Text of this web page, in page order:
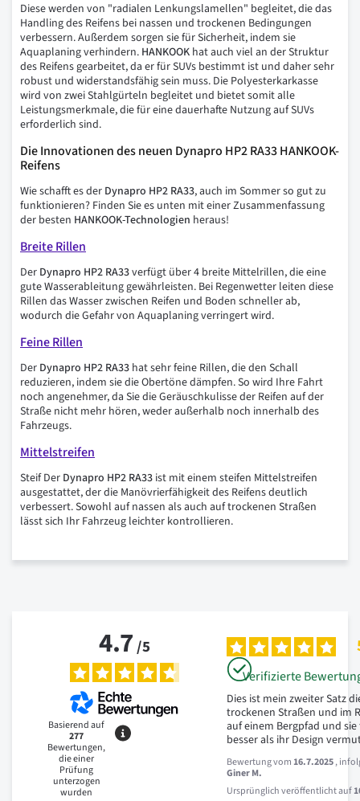
Diese werden von "radialen Lenkungslamellen" begleitet, die das
Handling des Reifens bei nassen und trockenen Bedingungen
verbessern. Außerdem sorgen sie für Sicherheit, indem sie
Aquaplaning verhindern. HANKOOK hat auch viel an der Struktur
des Reifens gearbeitet, da er für SUVs bestimmt ist und daher sehr
robust und widerstandsfähig sein muss. Die Polyesterkarkasse
wird von zwei Stahlgürteln begleitet und bietet somit alle
Leistungsmerkmale, die für eine dauerhafte Nutzung auf SUVs
erforderlich sind.
Die Innovationen des neuen Dynapro HP2 RA33HANKOOK-
Reifens
Wie schafft es der Dynapro HP2 RA33, auch im Sommer so gut zu
funktionieren? Finden Sie es unten mit einer Zusammenfassung
der besten HANKOOK-Technologien heraus!
Breite Rillen
Der Dynapro HP2 RA33verfügt über 4 breite Mittelrillen, die eine
gute Wasserableitung gewährleisten. Bei Regenwetter leiten diese
Rillen das Wasser zwischen Reifen und Boden schneller ab,
wodurch die Gefahr von Aquaplaning verringert wird.
Feine Rillen
Der Dynapro HP2 RA33 hat sehr feine Rillen, die den Schall
reduzieren, indem sie die Obertöne dämpfen. So wird Ihre Fahrt
noch angenehmer, da Sie die Geräuschkulisse der Reifen auf der
Straße nicht mehr hören, weder außerhalb noch innerhalb des
Fahrzeugs.
Mittelstreifen
Steif Der Dynapro HP2 RA33 ist mit einem steifen Mittelstreifen
ausgestattet, der die Manövrierfähigkeit des Reifens deutlich
verbessert. Sowohl auf nassen als auch auf trockenen Straßen
lässt sich Ihr Fahrzeug leichter kontrollieren.
4.7/5
Basierend auf
277
Bewertungen,
die einer
Prüfung
unterzogen
wurden
Verifizierte
Dies ist mein zweiter Satz
trockenen Straßen und im
auf einem Bergpfad und
besser als ihr Design
Bewertung vom16.7.2025,
Giner M.
Ursprünglich veröffentlicht auf